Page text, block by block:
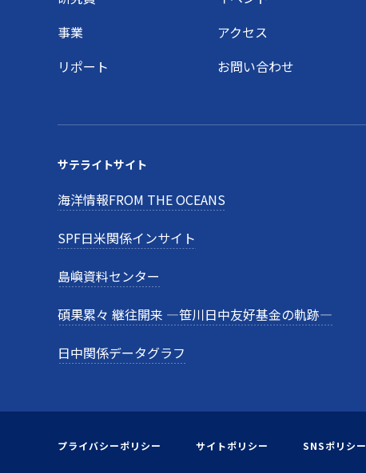
事業
アクセス
リポート
お問い合わせ
サテライトサイト
海洋情報FROM THE OCEANS
SPF日米関係インサイト
島嶼資料センター
碩果累々 継往開来 —笹川日中友好基金の軌跡—
日中関係データグラフ
プライバシーポリシー サイトポリシー SNSポリシー